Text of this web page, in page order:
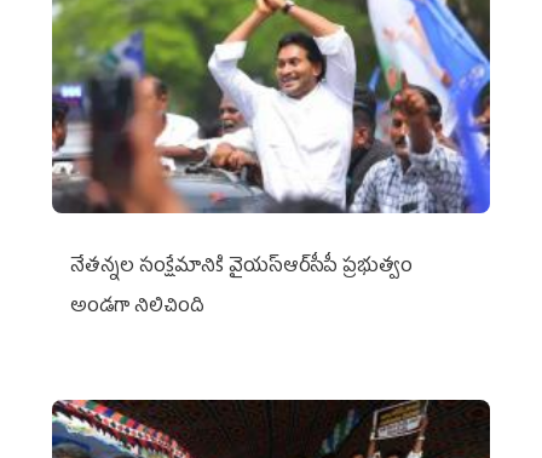
నేతన్నల సంక్షేమానికి వైయ‌స్ఆర్‌సీపీ ప్రభుత్వం
అండగా నిలిచింది